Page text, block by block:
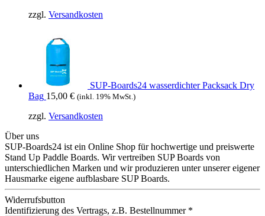
zzgl. Versandkosten
SUP-Boards24 wasserdichter Packsack Dry
Bag 15,00 € (inkl. 19% MwSt.)
zzgl. Versandkosten
Über uns
SUP-Boards24 ist ein Online Shop für hochwertige und preiswerte
Stand Up Paddle Boards. Wir vertreiben SUP Boards von
unterschiedlichen Marken und wir produzieren unter unserer eigener
Hausmarke eigene aufblasbare SUP Boards.
Widerrufsbutton
Identifizierung des Vertrags, z.B. Bestellnummer *